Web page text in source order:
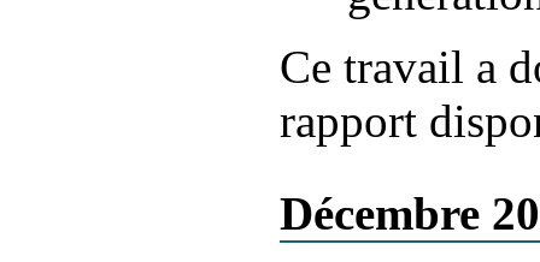
Ce travail a
rapport
Décembre